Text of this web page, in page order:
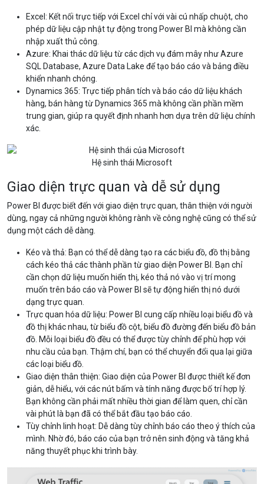
Excel: Kết nối trực tiếp với Excel chỉ với vài cú nhấp chuột, cho
phép dữ liệu cập nhật tự động trong Power BI mà không cần
nhập xuất thủ công.
Azure: Khai thác dữ liệu từ các dịch vụ đám mây như Azure
SQL Database, Azure Data Lake để tạo báo cáo và bảng điều
khiển nhanh chóng.
Dynamics 365: Trực tiếp phân tích và báo cáo dữ liệu khách
hàng, bán hàng từ Dynamics 365 mà không cần phần mềm
trung gian, giúp ra quyết định nhanh hơn dựa trên dữ liệu chính
xác.
Hệ sinh thái Microsoft
Giao diện trực quan và dễ sử dụng
Power BI được biết đến với giao diện trực quan, thân thiện với người
dùng, ngay cả những người không rành về công nghệ cũng có thể sử
dụng một cách dễ dàng.
Kéo và thả: Bạn có thể dễ dàng tạo ra các biểu đồ, đồ thị bằng
cách kéo thả các thành phần từ giao diện Power BI. Bạn chỉ
cần chọn dữ liệu muốn hiển thị, kéo thả nó vào vị trí mong
muốn trên báo cáo và Power BI sẽ tự động hiển thị nó dưới
dạng trực quan.
Trực quan hóa dữ liệu: Power BI cung cấp nhiều loại biểu đồ và
đồ thị khác nhau, từ biểu đồ cột, biểu đồ đường đến biểu đồ bản
đồ. Mỗi loại biểu đồ đều có thể được tùy chỉnh để phù hợp với
nhu cầu của bạn. Thậm chí, bạn có thể chuyển đổi qua lại giữa
các loại biểu đồ.
Giao diện thân thiện: Giao diện của Power BI được thiết kế đơn
giản, dễ hiểu, với các nút bấm và tính năng được bố trí hợp lý.
Bạn không cần phải mất nhiều thời gian để làm quen, chỉ cần
vài phút là bạn đã có thể bắt đầu tạo báo cáo.
Tùy chỉnh linh hoạt: Dễ dàng tùy chỉnh báo cáo theo ý thích của
mình. Nhờ đó, báo cáo của bạn trở nên sinh động và tăng khả
năng thuyết phục khi trình bày.